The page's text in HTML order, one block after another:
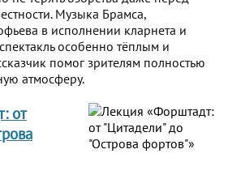
Музыка Брамса,
в исполнении кларнета и
особенно тёплым и
помог зрителям полностью
атмосферу.
от